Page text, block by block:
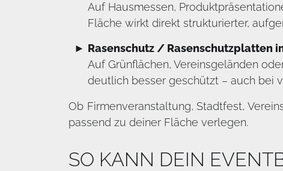
Auf Hausmessen,
Fläche wirkt direkt strukturierter,
Rasenschutz / Rasenschutzplatten
Auf Grünflächen, Vereinsgeländen
deutlich besser geschützt – auch bei
Ob Firmenveranstaltung, Stadtfest,
passend zu deiner Fläche verlegen.
SO KANN DEIN